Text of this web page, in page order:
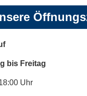
bis Freitag
Uhr